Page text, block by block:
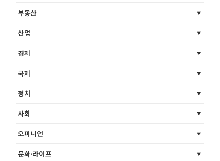
부동산
산업
경제
국제
정치
사회
오피니언
문화·라이프